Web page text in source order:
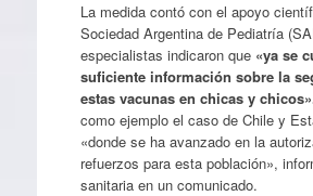
La medida contó con el apoyo
Sociedad Argentina de Pediatría
especialistas indicaron que«ya se
suficiente información sobre la
estas vacunas en chicas y
como ejemplo el caso de Chile y
«donde se ha avanzado en la
refuerzos para esta población»,
sanitaria en un comunicado.